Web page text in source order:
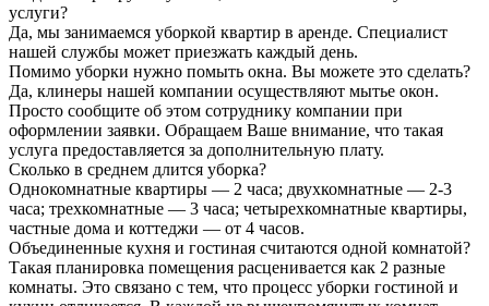
услуги?
Да, мы занимаемся уборкой квартир в аренде. Специалист
нашей службы может приезжать каждый день.
Помимо уборки нужно помыть окна. Вы можете это сделать?
Да, клинеры нашей компании осуществляют мытье окон.
Просто сообщите об этом сотруднику компании при
оформлении заявки. Обращаем Ваше внимание, что такая
услуга предоставляется за дополнительную плату.
Сколько в среднем длится уборка?
Однокомнатные квартиры — 2 часа; двухкомнатные — 2-3
часа; трехкомнатные — 3 часа; четырехкомнатные квартиры,
частные дома и коттеджи — от 4 часов.
Объединенные кухня и гостиная считаются одной комнатой?
Такая планировка помещения расценивается как 2 разные
комнаты. Это связано с тем, что процесс уборки гостиной и